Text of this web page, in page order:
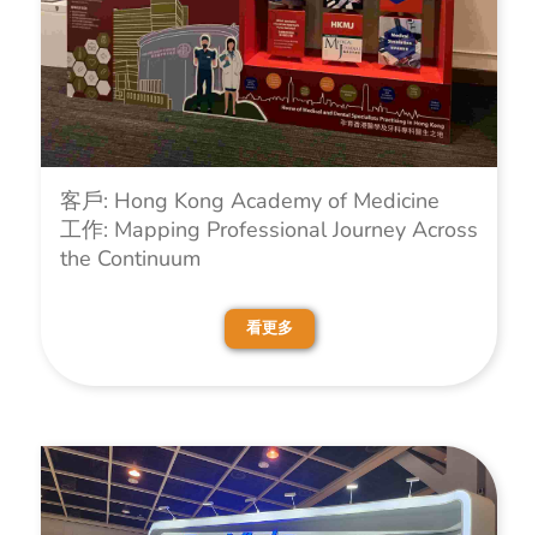
客戶: Hong Kong Academy of Medicine
工作: Mapping Professional Journey Across
the Continuum
看更多